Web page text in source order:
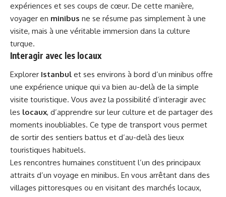
expériences et ses coups de cœur. De cette manière,
voyager en minibus ne se résume pas simplement à une
visite, mais à une véritable immersion dans la culture
turque.
Interagir avec les locaux
Explorer Istanbul et ses environs à bord d’un minibus offre
une expérience unique qui va bien au-delà de la simple
visite touristique. Vous avez la possibilité d’interagir avec
les locaux, d’apprendre sur leur culture et de partager des
moments inoubliables. Ce type de transport vous permet
de sortir des sentiers battus et d’au-delà des lieux
touristiques habituels.
Les rencontres humaines constituent l’un des principaux
attraits d’un voyage en minibus. En vous arrêtant dans des
villages pittoresques ou en visitant des marchés locaux,